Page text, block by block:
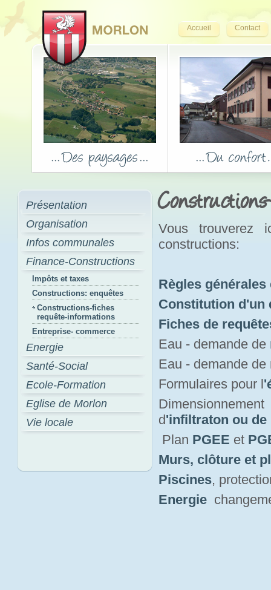
Accueil Contact
Présentation
Organisation
Infos communales
Finance-Constructions
Impôts et taxes
Constructions: enquêtes
Constructions-fiches
requête-informations
Entreprise- commerce
Energie
Santé-Social
Ecole-Formation
Eglise de Morlon
Vie locale
Vous trouverez
constructions:
Règles
Constitution d'un
Fiches de
Eau - demande de
Eau - demande
Formulaires pour l
d'infiltraton ou de
Plan PGEE et
Murs, clôture et
Piscines,
Energie